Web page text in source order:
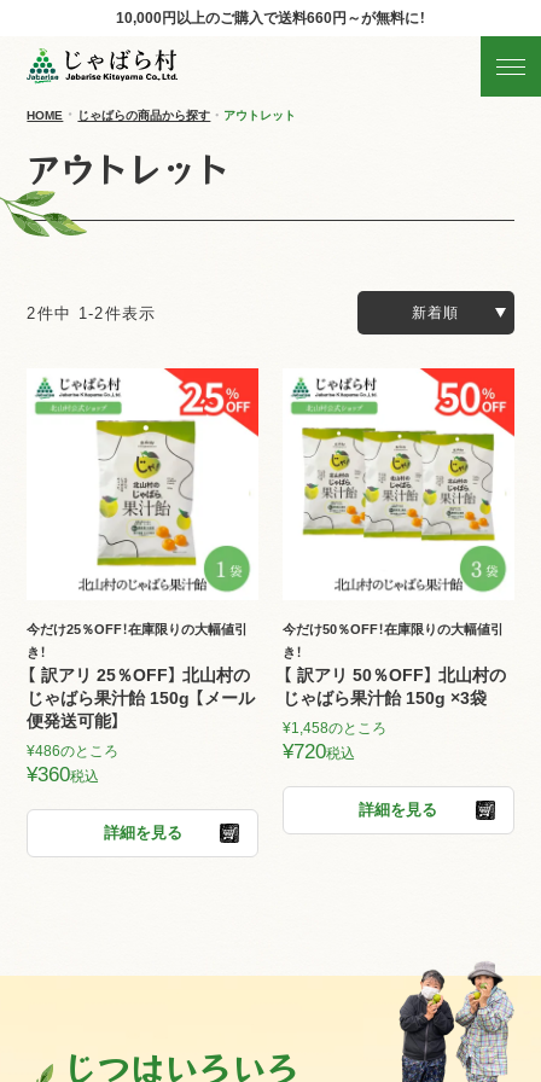
10,000円以上のご購入で送料660円～が無料に！
HOME じゃばらの商品から探す アウトレット
アウトレット
新着順
2件中 1 -2件表示
今だけ25％OFF！在庫限りの大幅値引
き！
【 訳アリ 25％OFF】 北山村の
じゃばら果汁飴 150g 【メール
便発送可能】
¥486のところ
¥360税込
詳細を見る
今だけ50％OFF！在庫限りの大幅値引
き！
【 訳アリ 50％OFF】 北山村の
じゃばら果汁飴 150g ×3袋
¥1,458のところ
¥720税込
詳細を見る
じつはいろいろ
じゃばらの商品を探す
産地直送!旬の商品
商品の分類から探す
ギフト
すべての商品を見る